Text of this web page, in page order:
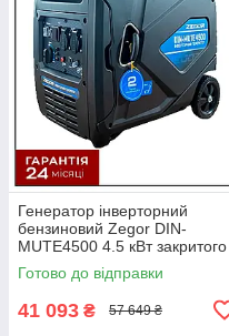
Генератор інверторний
бензиновий Zegor DIN-
MUTE4500 4.5 кВт закритого
типу 220 В
Готово до відправки
41 093 ₴ 57 649 ₴